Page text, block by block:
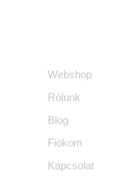
Webshop
Rólunk
Blog
Fiókom
Kapcsolat